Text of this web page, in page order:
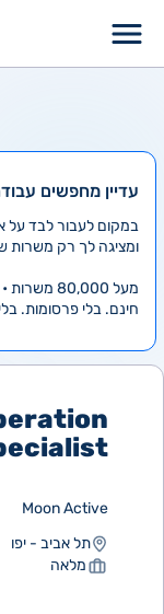
עדיין מחפשים
ומציגה לך רק משרות
מעל 80,000 משרות • 4,000 חדשות ביום
חינם. בלי פרסומות.
Moon Active
תל אביב - יפו
מלאה